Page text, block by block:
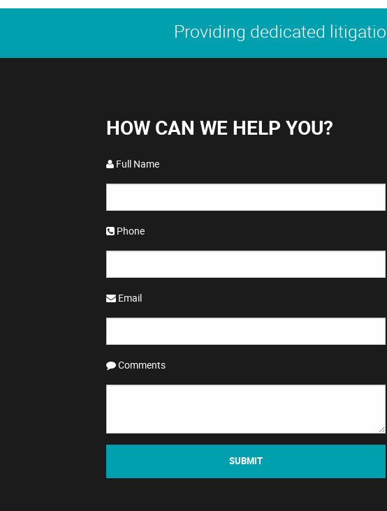
Providing dedicated
HOW CAN WE HELP YOU?
Full Name
Phone
Email
Comments
SUBMIT